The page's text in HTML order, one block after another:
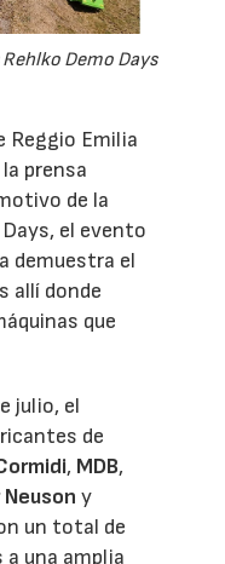
Demo Days
Reggio Emilia
prensa
de la
el evento
demuestra el
allí donde
que
julio, el
de
, MDB,
y
un total de
una amplia